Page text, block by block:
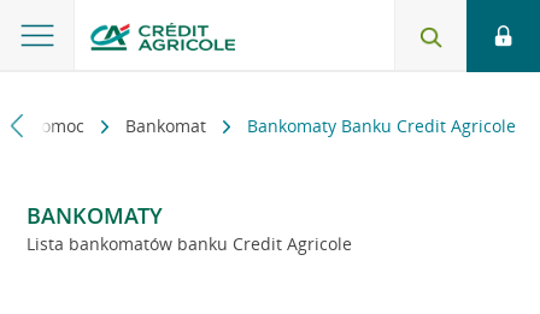
i pomoc Bankomat Bankomaty Banku Credit Agricole
BANKOMATY
Lista bankomatów banku Credit Agricole